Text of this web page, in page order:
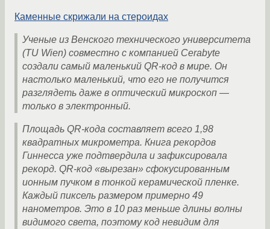
Каменные скрижали на стероидах
Ученые из Венского технического университета
(TU Wien) совместно с компанией Cerabyte
создали самый маленький QR-код в мире. Он
настолько маленький, что его не получится
разглядеть даже в оптический микроскоп —
только в электронный.
Площадь QR-кода составляет всего 1,98
квадратных микрометра. Книга рекордов
Гиннесса уже подтвердила и зафиксировала
рекорд. QR-код «вырезан» сфокусированным
ионным пучком в тонкой керамической пленке.
Каждый пиксель размером примерно 49
нанометров. Это в 10 раз меньше длины волны
видимого света, поэтому код невидим для